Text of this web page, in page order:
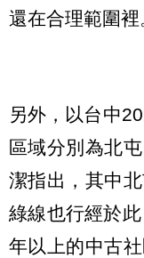
還在合理範圍裡
另外，以台中
區域分別為北
潔指出，其中
綠線也行經於
年以上的中古